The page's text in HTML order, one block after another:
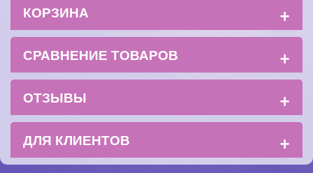
КОРЗИНА +
СРАВНЕНИЕ ТОВАРОВ +
ОТЗЫВЫ +
ДЛЯ КЛИЕНТОВ +